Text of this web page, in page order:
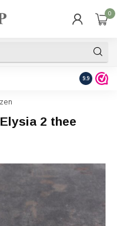
0
Snelle
9.9
2 thee